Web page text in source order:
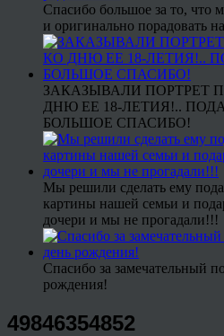
Спасибо большое за то, что
и оригинально порадовать
ЗАКАЗЫВАЛИ ПОРТРЕТ
ДНЮ ЕЕ 18-ЛЕТИЯ!..
БОЛЬШОЕ СПАСИБО!
Мы решили сделать ему
картины нашей семьи и
дочери и мы не прогадали!!!
Спасибо за замечательный
рождения!
49846354852